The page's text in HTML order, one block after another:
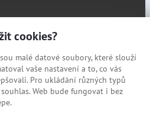
cookies?
malé datové soubory, které slouží
vaše nastavení a to, co vás
Pro ukládání různých typů
Web bude fungovat i bez